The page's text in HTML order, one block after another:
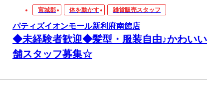
宮城郡 体を動かす 雑貨販売スタッフ
パティズイオンモール新利府南館店
◆未経験者歓迎◆髪型・服装自由♪かわい
舗スタッフ募集☆